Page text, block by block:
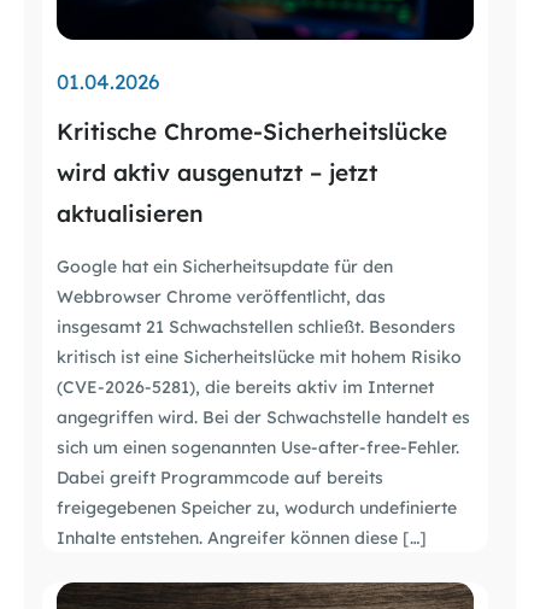
01.04.2026
Kritische Chrome-Sicherheitslücke
wird aktiv ausgenutzt – jetzt
aktualisieren
Google hat ein Sicherheitsupdate für den
Webbrowser Chrome veröffentlicht, das
insgesamt 21 Schwachstellen schließt. Besonders
kritisch ist eine Sicherheitslücke mit hohem Risiko
(CVE-2026-5281), die bereits aktiv im Internet
angegriffen wird. Bei der Schwachstelle handelt es
sich um einen sogenannten Use-after-free-Fehler.
Dabei greift Programmcode auf bereits
freigegebenen Speicher zu, wodurch undefinierte
Inhalte entstehen. Angreifer können diese […]